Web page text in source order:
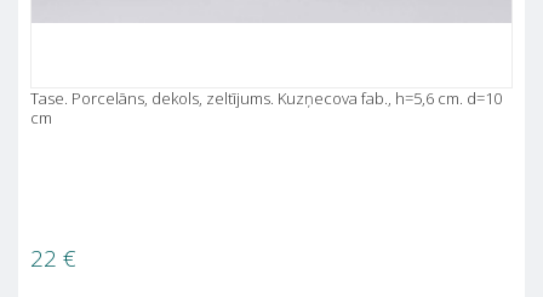
Tase. Porcelāns, dekols, zeltījums. Kuzņecova fab., h=5,6 cm. d=10
cm
22 €